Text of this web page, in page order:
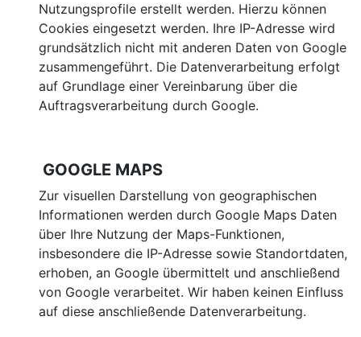
Nutzungsprofile erstellt werden. Hierzu können
Cookies eingesetzt werden. Ihre IP-Adresse wird
grundsätzlich nicht mit anderen Daten von Google
zusammengeführt. Die Datenverarbeitung erfolgt
auf Grundlage einer Vereinbarung über die
Auftragsverarbeitung durch Google.
GOOGLE MAPS
Zur visuellen Darstellung von geographischen
Informationen werden durch Google Maps Daten
über Ihre Nutzung der Maps-Funktionen,
insbesondere die IP-Adresse sowie Standortdaten,
erhoben, an Google übermittelt und anschließend
von Google verarbeitet. Wir haben keinen Einfluss
auf diese anschließende Datenverarbeitung.